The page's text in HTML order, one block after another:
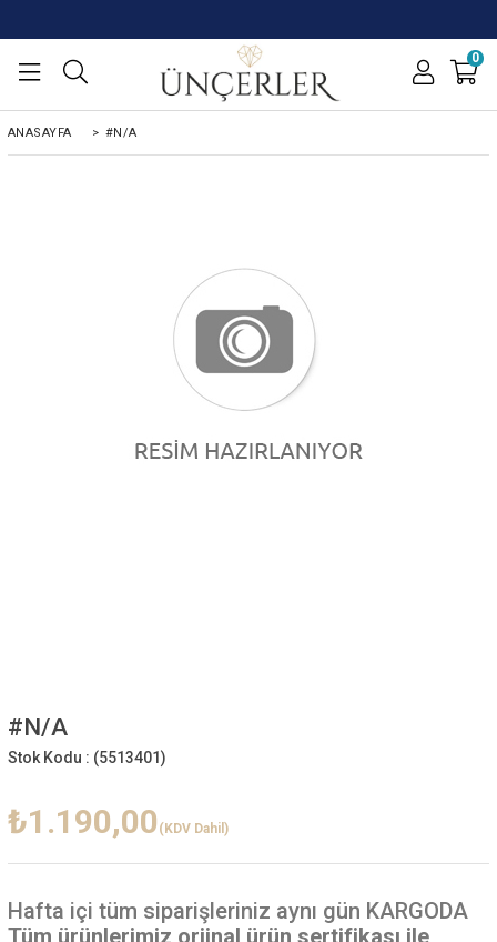
0
ANASAYFA > #N/A
#N/A
Stok Kodu : (5513401)
₺1.190,00 (KDV Dahil)
Hafta içi tüm siparişleriniz aynı gün KARGODA
Tüm ürünlerimiz orjinal ürün sertifikası ile